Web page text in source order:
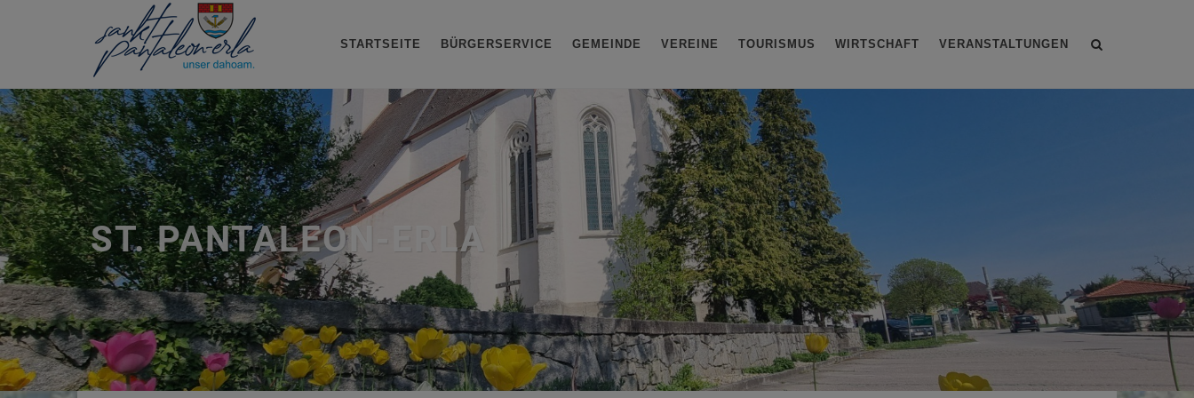
Site
STARTSEITE BÜRGERSERVICE GEMEINDE VEREINE TOURISMUS WIRTSCHAFT VERANSTALTUNGEN
ST. PANTALEON-ERLA